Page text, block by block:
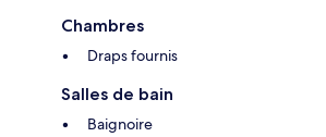
Chambres
Draps fournis
Salles de bain
Baignoire